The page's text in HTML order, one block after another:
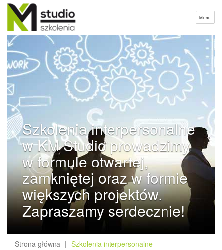
Menu
Szkolenia interpersonalne
w KM Studio prowadzimy
w formule otwartej,
zamkniętej oraz w formie
większych projektów.
Zapraszamy serdecznie!
Strona główna Szkolenia interpersonalne